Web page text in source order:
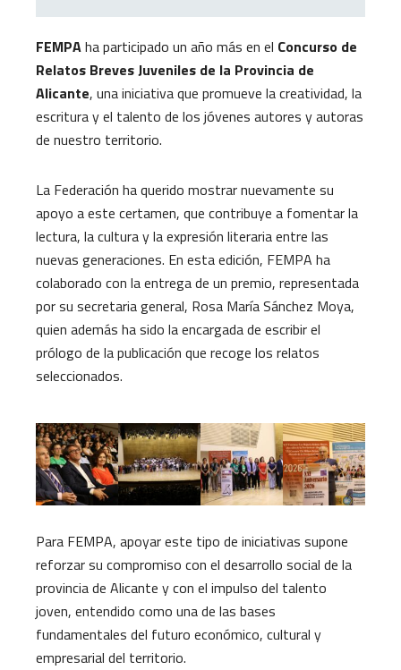
FEMPAha participado un año más en el Concurso de
Relatos Breves Juveniles de la Provincia de
Alicante, una iniciativa que promueve la creatividad, la
escritura y el talento de los jóvenes autores y autoras
de nuestro territorio.
La Federación ha querido mostrar nuevamente su
apoyo a este certamen, que contribuye a fomentar la
lectura, la cultura y la expresión literaria entre las
nuevas generaciones. En esta edición, FEMPA ha
colaborado con la entrega de un premio, representada
por su secretaria general, Rosa María Sánchez Moya,
quien además ha sido la encargada de escribir el
prólogo de la publicación que recoge los relatos
seleccionados.
Para FEMPA, apoyar este tipo de iniciativas supone
reforzar su compromiso con el desarrollo social de la
provincia de Alicante y con el impulso del talento
joven, entendido como una de las bases
fundamentales del futuro económico, cultural y
empresarial del territorio.